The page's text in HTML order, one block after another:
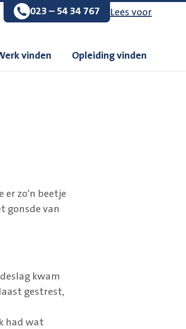
op de website
023 – 54 34 767 Lees voor
vinden Opleiding vinden
zo’n beetje
gonsde van
kwam
gestrest,
had wat